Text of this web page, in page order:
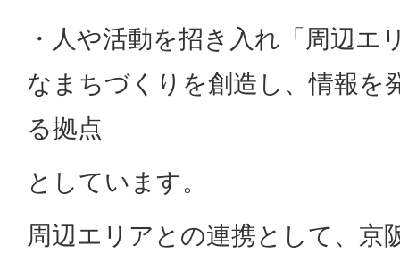
・人や活動を招き入れ「周辺エ
なまちづくりを創造し、情報を
る拠点
としています。
周辺エリアとの連携として、京